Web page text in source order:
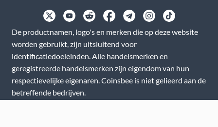
De productnamen, logo's en merken die op deze website
worden gebruikt, zijn uitsluitend voor
identificatiedoeleinden. Alle handelsmerken en
geregistreerde handelsmerken zijn eigendom van hun
respectievelijke eigenaren. Coinsbee is niet gelieerd aan de
betreffende bedrijven.